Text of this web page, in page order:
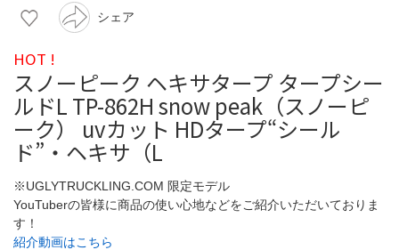
シェア
HOT !
スノーピーク ヘキサタープ タープシー
ルドL TP-862H snow peak（スノーピ
ーク） uvカット HDタープ“シール
ド”・ヘキサ（L
※UGLYTRUCKLING.COM 限定モデル
YouTuberの皆様に商品の使い心地などをご紹介いただいておりま
す！
紹介動画はこちら